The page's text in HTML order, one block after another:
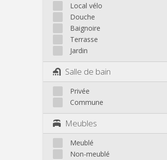
Local vélo
Douche
Baignoire
Terrasse
Jardin
Salle de bain
Privée
Commune
Meubles
Meublé
Non-meublé